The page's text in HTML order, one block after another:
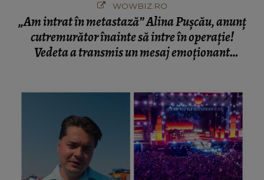
WOWBIZ.RO
„Am intrat în metastază” Alina Pușcău, anunț
cutremurător înainte să intre în operație!
Vedeta a transmis un mesaj emoționant